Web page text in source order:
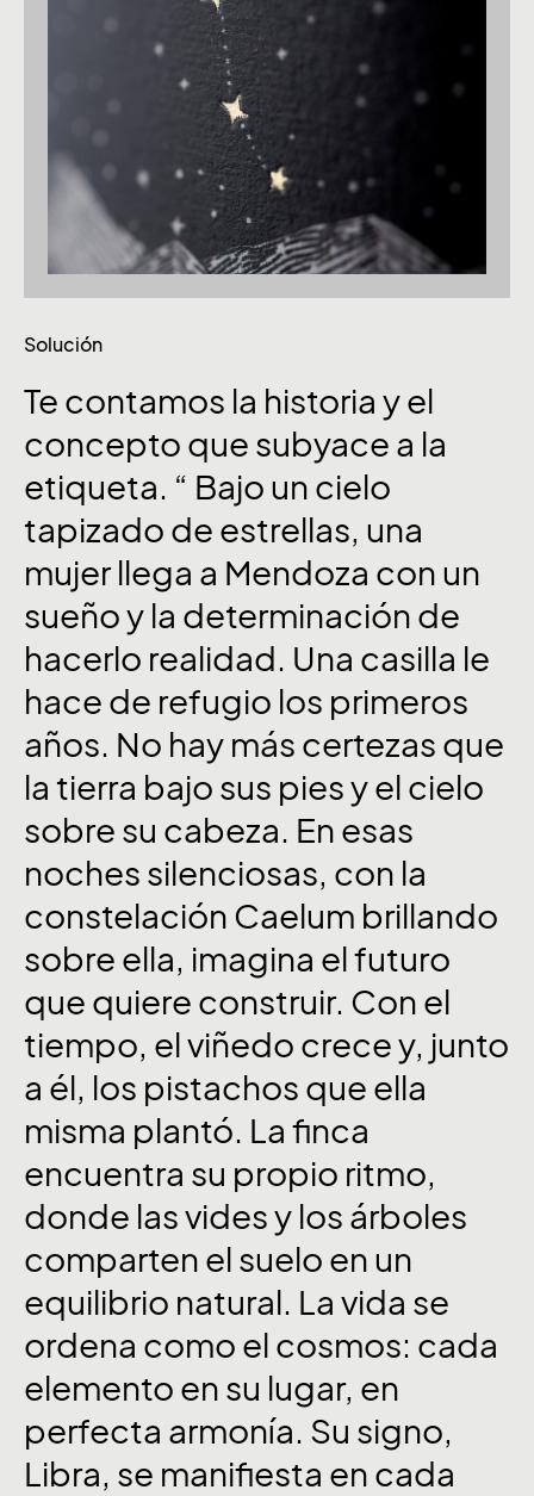
Solución
Te contamos la historia yel
concepto que subyace a la
etiqueta. “ Bajo un cielo
tapizado de estrellas, una
mujerllega a Mendoza con un
sueñoy la determinación de
hacerlo realidad. Una casilla le
hace de refugio los primeros
años. No hay más certezas que
la tierra bajo sus piesyel cielo
sobre su cabeza. En esas
noches silenciosas, con la
constelación Caelum brillando
sobre ella, imagina elfuturo
que quiere construir. Con el
tiempo, elviñedo crecey, junto
a él, los pistachos que ella
misma plantó. La finca
encuentra su propio ritmo,
donde lasvidesy los árboles
comparten el suelo en un
equilibrio natural. La vida se
ordena como el cosmos: cada
elemento en su lugar, en
perfecta armonía. Su signo,
Libra, se manifiesta en cada